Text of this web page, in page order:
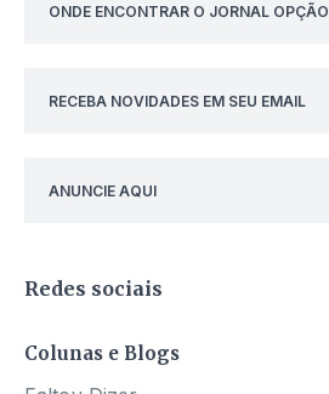
ONDE ENCONTRAR O JORNAL OPÇÃO
RECEBA NOVIDADES EM SEU EMAIL
ANUNCIE AQUI
Redes sociais
Colunas e Blogs